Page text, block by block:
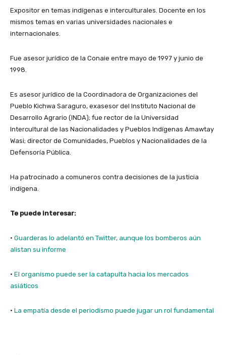
Expositor en temas indígenas e interculturales. Docente en los
mismos temas en varias universidades nacionales e
internacionales.
Fue asesor jurídico de la Conaie entre mayo de 1997 y junio de
1998.
Es asesor jurídico de la Coordinadora de Organizaciones del
Pueblo Kichwa Saraguro, exasesor del Instituto Nacional de
Desarrollo Agrario (INDA); fue rector de la Universidad
Intercultural de las Nacionalidades y Pueblos Indígenas Amawtay
Wasi; director de Comunidades, Pueblos y Nacionalidades de la
Defensoría Pública.
Ha patrocinado a comuneros contra decisiones de la justicia
indígena.
Te puede interesar:
· Guarderas lo adelantó en Twitter, aunque los bomberos aún
alistan su informe
· El organismo puede ser la catapulta hacia los mercados
asiáticos
· La empatía desde el periodismo puede jugar un rol fundamental